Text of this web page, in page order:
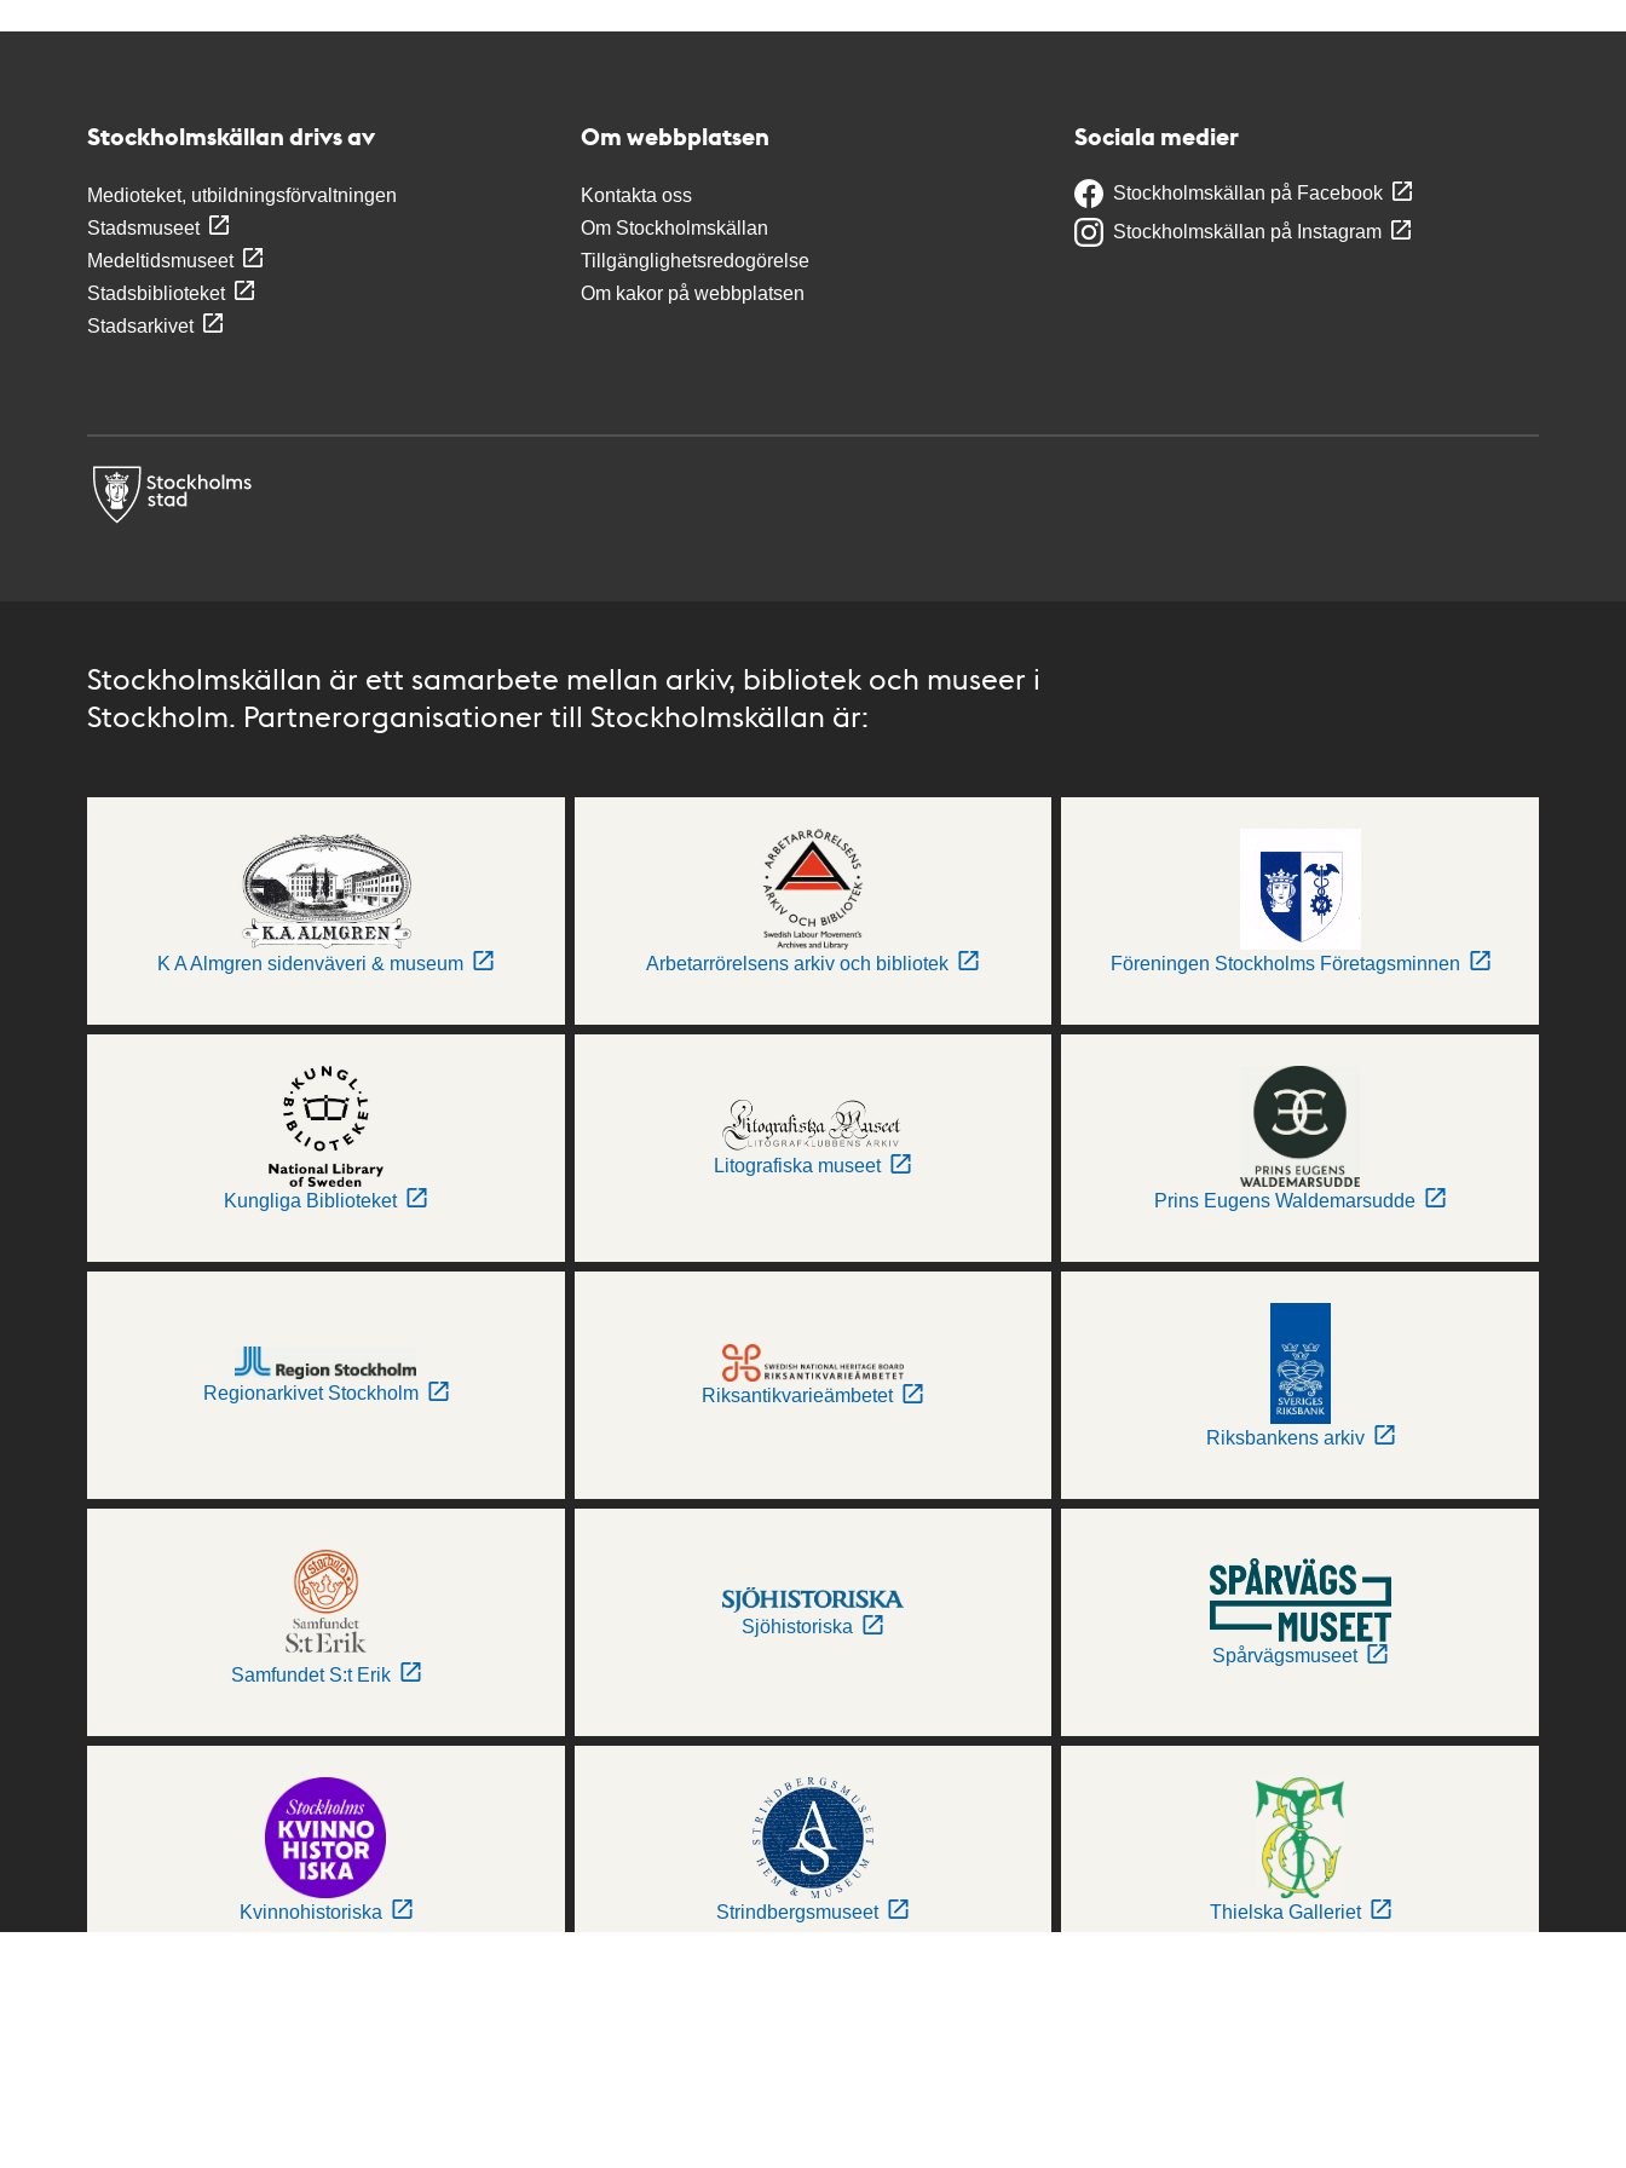
Stockholmskällan drivs av
Medioteket, utbildningsförvaltningen
Stadsmuseet
Medeltidsmuseet
Stadsbiblioteket
Stadsarkivet
Om webbplatsen
Kontakta oss
Om Stockholmskällan
Tillgänglighetsredogörelse
Om kakor på webbplatsen
Sociala medier
Stockholmskällan på Facebook
Stockholmskällan på Instagram
Stockholmskällan är ett samarbete mellan arkiv, bibliotek och museer i
Stockholm. Partnerorganisationer till Stockholmskällan är:
K A Almgren sidenväveri & museum Arbetarrörelsens arkiv och bibliotek Föreningen Stockholms Företagsminnen
Kungliga Biblioteket
Litografiska museet
Prins Eugens Waldemarsudde
Regionarkivet Stockholm Riksantikvarieämbetet
Riksbankens arkiv
Samfundet S:t Erik
Sjöhistoriska
Spårvägsmuseet
Kvinnohistoriska Strindbergsmuseet Thielska Galleriet